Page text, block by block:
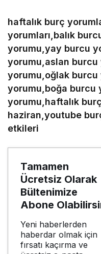
haftalık burç
yorumları,balık
yorumu,yay burcu
yorumu,aslan
yorumu,oğlak
yorumu,boğa burcu
yorumu,haftalık
haziran,youtube
etkileri
Tamamen
Ücretsiz Olarak
Bültenimize
Abone
Yeni haberlerden
haberdar olmak için
fırsatı kaçırma ve